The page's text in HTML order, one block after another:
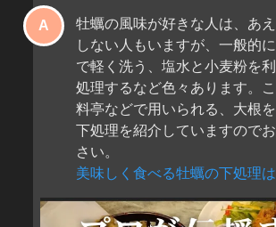
牡蠣の風味が好きな人は、あ
しない人もいますが、一般的
で軽く洗う、塩水と小麦粉を
処理するなど色々あります。
料亭などで用いられる、大根
下処理を紹介していますので
さい。
美味しく食べる牡蠣の下処理